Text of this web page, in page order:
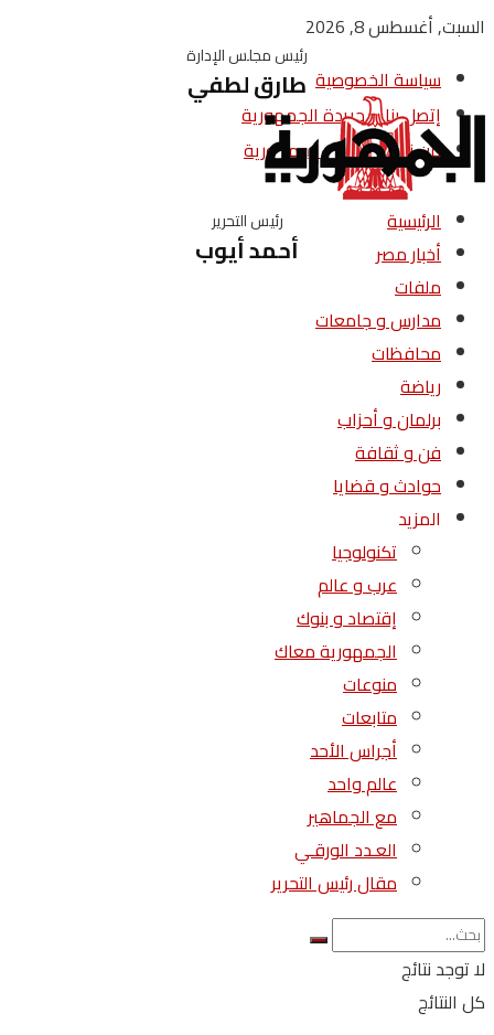
السبت, أغسطس 8, 2026
سياسة الخصوصية
إتصل بنا – جريدة الجمهورية
من نحن – جريدة الجمهورية
رئيس مجلس الإدارة
طارق لطفي
رئيس التحرير
أحمد أيوب
الرئيسية
أخبار مصر
ملفات
مدارس و جامعات
محافظات
رياضة
برلمان و أحزاب
فن و ثقافة
حوادث و قضايا
المزيد
تكنولوجيا
عرب و عالم
إقتصاد و بنوك
الجمهورية معاك
منوعات
متابعات
أجراس الأحد
عالم واحد
مع الجماهير
العـدد الورقـي
مقال رئيس التحرير
لا توجد نتائج
كل النتائج